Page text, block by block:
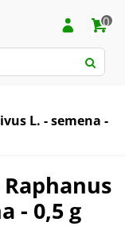
0
L. - semena -
- 0,5 g